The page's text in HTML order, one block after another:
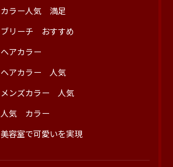
カラー人気 満足
ブリーチ おすすめ
ヘアカラー
ヘアカラー 人気
メンズカラー 人気
人気 カラー
美容室で可愛いを実現